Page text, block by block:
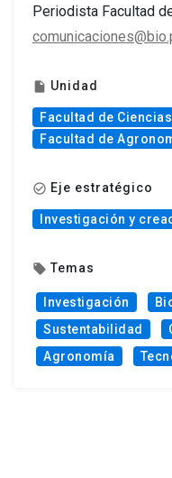
Periodista Facultad
insert_drive_file Unidad
Facultad de
Facultad de
check_circle_outline Eje estratégico
Investigación y
local_offer Temas
Investigación
Sustentabilidad
Agronomía